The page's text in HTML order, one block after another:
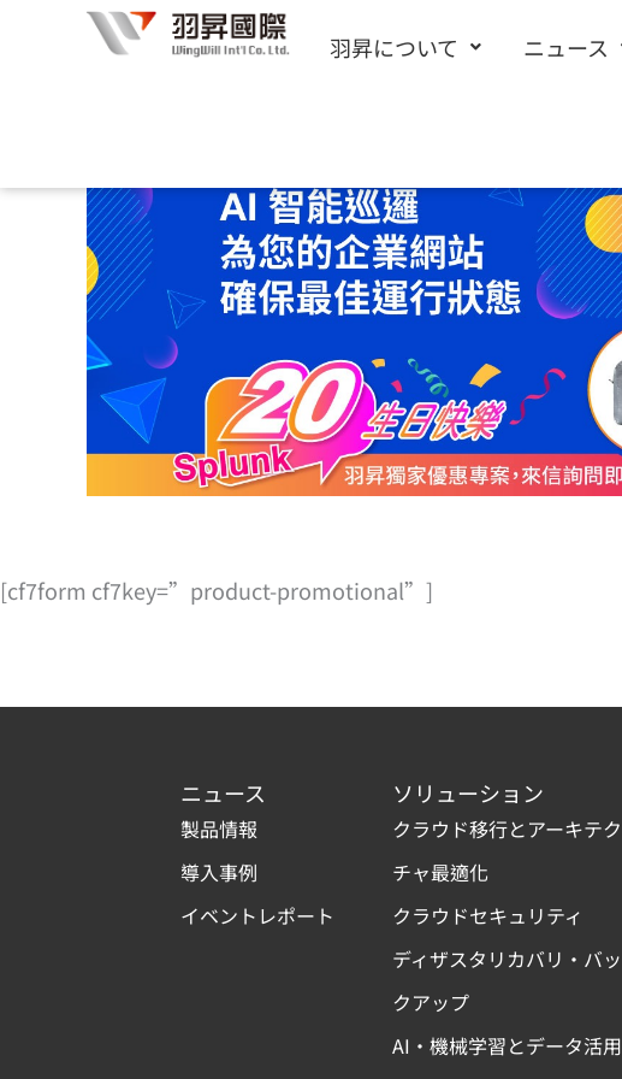
キ
羽昇について ニュース
[cf7form cf7key=”product-promotional”]
ニュース
製品情報
導入事例
イベントレポート
ソリューション
クラウド移行とアーキテク
チャ最適化
クラウドセキュリティ
ディザスタリカバリ・バッ
クアップ
AI・機械学習とデータ活用